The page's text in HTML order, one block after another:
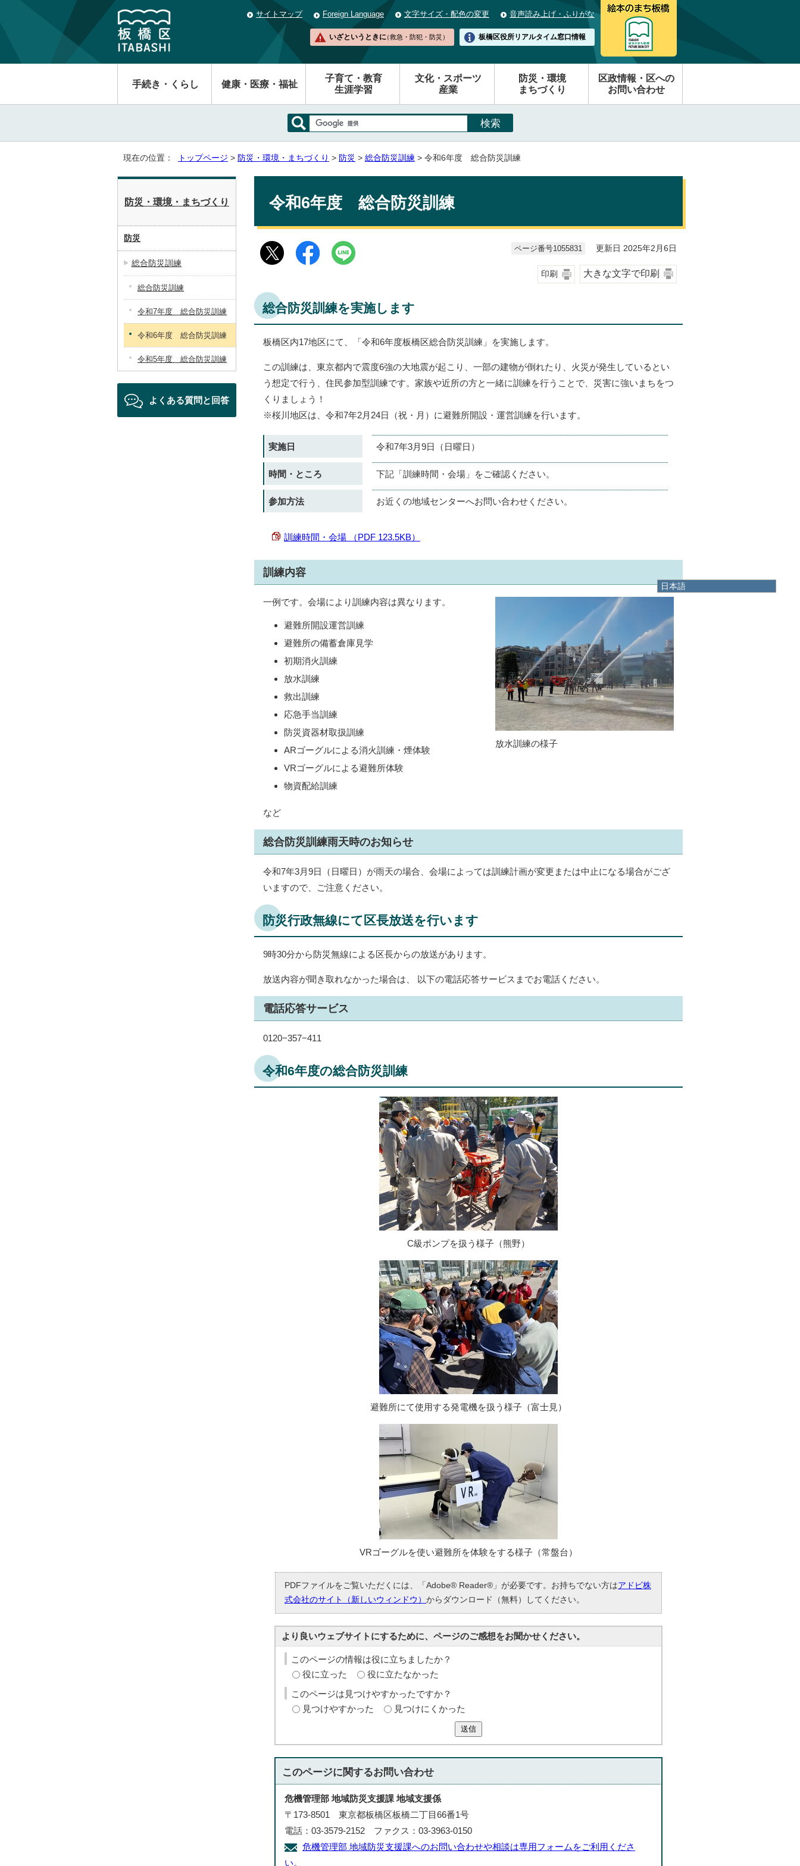
サイトマップ Foreign Language 文字サイズ・配色の変更 音声読み上げ・ふりがな
いざというときに（救急・防犯・防災） 板橋区役所リアルタイム窓口情報
日本語
日本語
한국어
繁體中文
手続き・くらし 健康・医療・福祉
子育て・教育
生涯学習
文化・スポーツ
産業
防災・環境
まちづくり
区政情報・区への
お問い合わせ
現在の位置： トップページ > 防災・環境・まちづくり > 防災 > 総合防災訓練 > 令和6年度 総合防災訓練
令和6年度 総合防災訓練
ページ番号1055831 更新日 2025年2月6日
印刷 大きな文字で印刷
総合防災訓練を実施します
板橋区内17地区にて、「令和6年度板橋区総合防災訓練」を実施します。
この訓練は、東京都内で震度6強の大地震が起こり、一部の建物が倒れたり、火災が発生しているとい
う想定で行う、住民参加型訓練です。家族や近所の方と一緒に訓練を行うことで、災害に強いまちをつ
くりましょう！
※桜川地区は、令和7年2月24日（祝・月）に避難所開設・運営訓練を行います。
実施日 令和7年3月9日（日曜日）
時間・ところ 下記「訓練時間・会場」をご確認ください。
参加方法 お近くの地域センターへお問い合わせください。
訓練時間・会場 （PDF 123.5KB）
訓練内容
放水訓練の様子
一例です。会場により訓練内容は異なります。
避難所開設運営訓練
避難所の備蓄倉庫見学
初期消火訓練
放水訓練
救出訓練
応急手当訓練
防災資器材取扱訓練
ARゴーグルによる消火訓練・煙体験
VRゴーグルによる避難所体験
物資配給訓練
など
総合防災訓練雨天時のお知らせ
令和7年3月9日（日曜日）が雨天の場合、会場によっては訓練計画が変更または中止になる場合がござ
いますので、ご注意ください。
防災行政無線にて区長放送を行います
9時30分から防災無線による区長からの放送があります。
放送内容が聞き取れなかった場合は、 以下の電話応答サービスまでお電話ください。
電話応答サービス
0120−357−411
令和6年度の総合防災訓練
C級ポンプを扱う様子（熊野）
避難所にて使用する発電機を扱う様子（富士見）
VRゴーグルを使い避難所を体験をする様子（常盤台）
PDFファイルをご覧いただくには、「Adobe® Reader®」が必要です。お持ちでない方はアドビ株
式会社のサイト（新しいウィンドウ） からダウンロード（無料）してください。
より良いウェブサイトにするために、ページのご感想をお聞かせください。
このページの情報は役に立ちましたか？
役に立った
役に立たなかった
このページは見つけやすかったですか？
見つけやすかった
見つけにくかった
送信
このページに関するお問い合わせ
危機管理部 地域防災支援課 地域支援係
〒173-8501 東京都板橋区板橋二丁目66番1号
電話：03-3579-2152 ファクス：03-3963-0150
危機管理部 地域防災支援課へのお問い合わせや相談は専用フォームをご利用くださ
い。
防災・環境・まちづくり
防災
総合防災訓練
総合防災訓練
令和7年度 総合防災訓練
令和6年度 総合防災訓練
令和5年度 総合防災訓練
よくある質問と回答